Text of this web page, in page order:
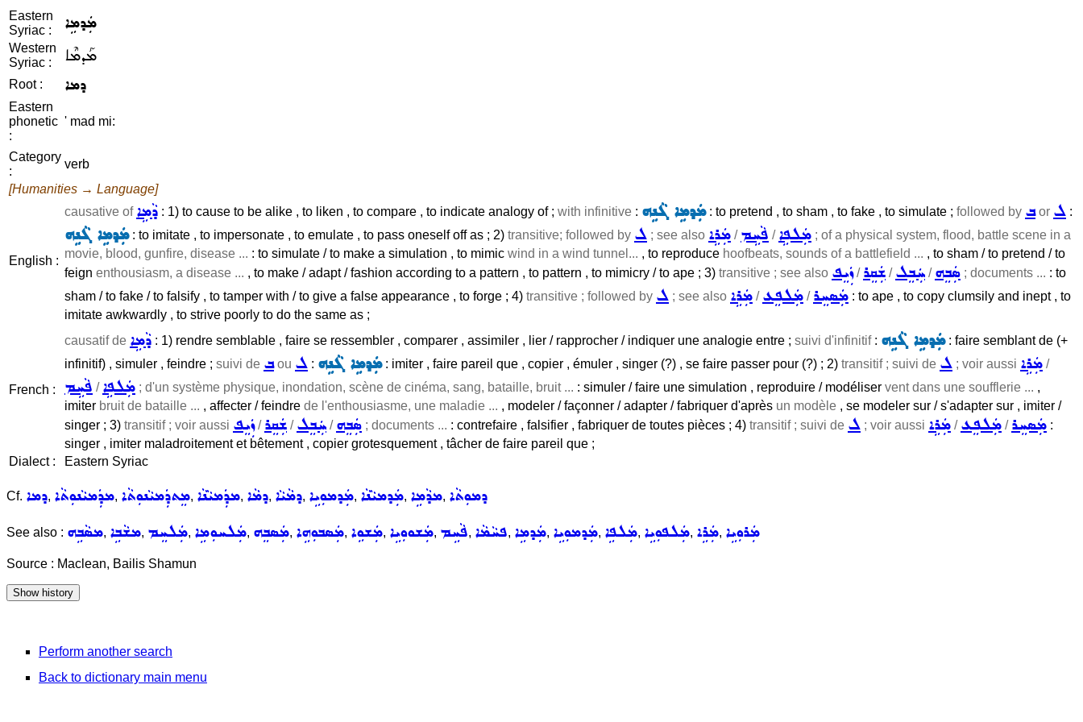
Eastern
Syriac :
ܡܲܕܡܹܐ
Western
Syriac :
ܡܰܕܡܶܐ
Root : ܕܡܐ
Eastern
phonetic
:
' mad mi:
Category
:
verb
[Humanities → Language]
English :
causative ofܕܵܡܹܐ : 1) to cause to be alike , to liken , to compare , to indicate analogy of ; with infinitive : ܡܲܕܡܹܐ ܓܵܢܹܗ: to pretend , to sham , to fake , to simulate ; followed by ܒor ܠ :
ܡܲܕܡܹܐ ܓܵܢܹܗ: to imitate , to impersonate , to emulate , to pass oneself off as ; 2) transitive; followed by ܠ ; see also ܡܲܪܹܐ /ܦܵܚܹܡ /ܡܲܠܦܹܐ ; of a physical system, flood, battle scene in a
movie, blood, gunfire, disease ... : to simulate / to make a simulation , to mimic wind in a wind tunnel... , to reproduce hoofbeats, sounds of a battlefield ... , to sham / to pretend / to
feign enthousiasm, a disease ... , to make / adapt / fashion according to a pattern , to pattern , to mimicry / to ape ; 3) transitive ; see also ܙܲܝܸܦ/ܫܲܩܸܪ /ܚܲܒܸܠ /ܣܲܒܸܗ ; documents ... : to
sham / to fake / to falsify , to tamper with / to give a false appearance , to forge ; 4) transitive ; followed by ܠ ; see also ܡܲܪܹܐ /ܡܲܠܦܸܥ /ܡܲܣܚܸܪ : to ape , to copy clumsily and inept , to
imitate awkwardly , to strive poorly to do the same as ;
French :
causatif de ܕܵܡܹܐ : 1) rendre semblable , faire se ressembler , comparer , assimiler , lier / rapprocher / indiquer une analogie entre ; suivi d'infinitif: ܡܲܕܡܹܐ ܓܵܢܹܗ: faire semblant de (+
infinitif) , simuler , feindre ; suivi de ܒou ܠ : ܡܲܕܡܹܐ ܓܵܢܹܗ: imiter , faire pareil que , copier , émuler , singer (?) , se faire passer pour (?) ; 2) transitif ; suivi de ܠ ; voir aussi ܡܲܪܹܐ /
ܦܵܚܹܡ /ܡܲܠܦܹܐ ; d'un système physique, inondation, scène de cinéma, sang, bataille, bruit ... : simuler / faire une simulation , reproduire / modéliser vent dans une soufflerie ... ,
imiter bruit de bataille ... , affecter / feindre de l'enthousiasme, une maladie ... , modeler / façonner / adapter / fabriquer d'après un modèle , se modeler sur / s'adapter sur , imiter /
singer ; 3) transitif ; voir aussi ܙܲܝܸܦ/ܫܲܩܸܪ /ܚܲܒܸܠ /ܣܲܒܸܗ ; documents ... : contrefaire , falsifier , fabriquer de toutes pièces ; 4) transitif ; suivi de ܠ ; voir aussi ܡܲܪܹܐ /ܡܲܠܦܸܥ /ܡܲܣܚܸܪ :
singer , imiter maladroitement et bêtement , copier grotesquement , tâcher de faire pareil que ;
Dialect :
Eastern Syriac
Cf. ܕܡܐ, ܡܕܲܡܝܵܢܘܼܬܵܐ, ܡܸܬܕܲܡܝܵܢܘܼܬܵܐ, ܡܕܲܡܝܵܢܵܐ, ܕܡܵܐ, ܕܡܵܝܵܐ, ܡܲܕܡܘܼܝܹܐ, ܡܲܕܡܝܵܢܵܐ, ܡܕܵܡܹܐ, ܕܡܘܼܬܵܐ
See also : ܡܣܵܒܹܗ, ܡܫܵܒܹܐ, ܡܲܠܚܸܡ, ܡܲܠܚܘܼܡܹܐ, ܡܲܣܒܸܗ, ܡܲܣܒܘܼܗܹܐ, ܡܲܫܘܹܐ, ܡܲܫܘܘܼܝܹܐ, ܦܵܚܹܡ, ܦܚܵܡܵܐ, ܡܲܕܡܹܐ, ܡܲܕܡܘܼܝܹܐ, ܡܲܠܦܹܐ, ܡܲܠܦܘܼܝܹܐ, ܡܲܪܹܐ, ܡܲܪܘܼܝܹܐ
Source : Maclean, Bailis Shamun
Perform another search
Back to dictionary main menu